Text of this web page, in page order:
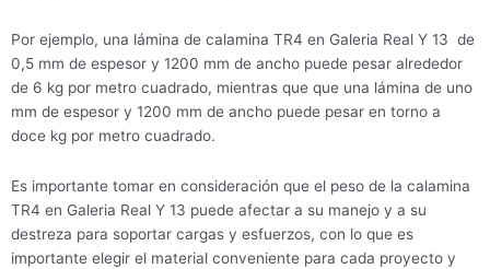
Por ejemplo, una lámina de calamina TR4 en Galeria Real Y 13 de
0,5 mm de espesor y 1200 mm de ancho puede pesar alrededor
de 6 kg por metro cuadrado, mientras que que una lámina de uno
mm de espesor y 1200 mm de ancho puede pesar en torno a
doce kg por metro cuadrado.
Es importante tomar en consideración que el peso de la calamina
TR4 en Galeria Real Y 13 puede afectar a su manejo y a su
destreza para soportar cargas y esfuerzos, con lo que es
importante elegir el material conveniente para cada proyecto y